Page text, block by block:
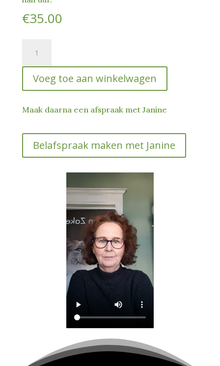
€35.00
katten
Praatje
herkennen
en
2
2
Voeg toe aan winkelwagen
Maak daarna een afspraak met Janine
Belafspraak maken met Janine